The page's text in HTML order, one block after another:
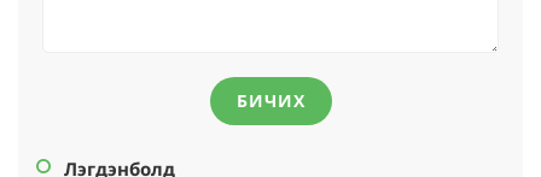
БИЧИХ
Лэгдэнболд